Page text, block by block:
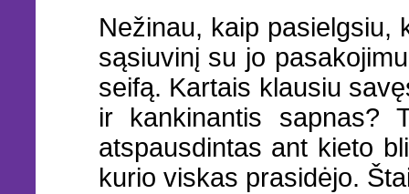
Nežinau, kaip pasielgsiu,
sąsiuvinį su jo
seifą. Kartais klausiu
ir kankinantis sapnas?
atspausdintas ant kieto
kurio viskas prasidėjo.